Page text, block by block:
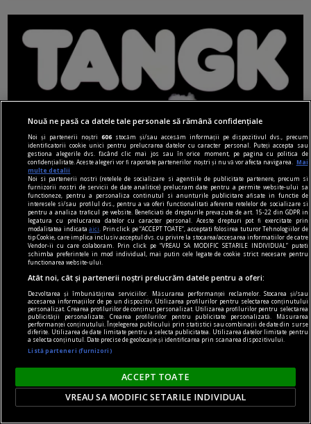
audio și n-am cuvinte
Tobe + chitare = love
Nu știi neapărat ce vrea să fie acest prolog, dar
exact fiindcă e un prolog mergi mai departe
Paul BREAZU
Nouă ne pasă ca datele tale personale să rămână confidențiale
Noi și partenerii noștri606 stocăm și/sau accesăm informații pe dispozitivul dvs., precum
identificatorii cookie unici pentru prelucrarea datelor cu caracter personal. Puteți accepta sau
gestiona alegerile dvs. făcând clic mai jos sau în orice moment, pe pagina cu politica de
confidențialitate. Aceste alegeri vor fi raportate partenerilor noștri și nu vă vor afecta navigarea.
Mai
multe detalii
Noi si partenerii nostri (retelele de socializare si agentiile de publicitate partenere, precum si
furnizorii nostri de servicii de date analitice) prelucram date pentru a permite website-ului sa
functioneze, pentru a personaliza continutul si anunturile publicitare afisate in functie de
interesele si/sau profilul dvs., pentru a va oferi functionalitati aferente retelelor de socializare si
pentru a analiza traficul pe website. Beneficiati de drepturile prevazute de art. 15-22 din GDPR in
legatura cu prelucrarea datelor cu caracter personal. Aceste drepturi pot fi exercitate prin
modalitatea indicataaici
. Prin click pe “ACCEPT TOATE”, acceptati folosirea tuturor Tehnologiilor de
tip Cookie, care implica inclusiv acceptul dvs. cu privire la stocarea/accesarea informatiilor de catre
Vendor-ii cu care colaboram. Prin click pe “VREAU SA MODIFIC SETARILE INDIVIDUAL” puteti
schimba preferintele in mod individual, mai putin cele legate de cookie strict necesare pentru
functionarea website-ului.
Atât noi, cât și partenerii noștri prelucrăm datele pentru a oferi:
Dezvoltarea și îmbunătățirea serviciilor. Măsurarea performanței reclamelor. Stocarea și/sau
accesarea informațiilor de pe un dispozitiv. Utilizarea profilurilor pentru selectarea conținutului
personalizat. Crearea profilurilor de conținut personalizat. Utilizarea profilurilor pentru selectarea
publicității personalizate. Crearea profilurilor pentru publicitate personalizată. Măsurarea
performanței conținutului. Înțelegerea publicului prin statistici sau combinații de date din surse
diferite. Utilizarea de date limitate pentru a selecta publicitatea. Utilizarea datelor limitate pentru
a selecta conținutul. Date precise de geolocație și identificarea prin scanarea dispozitivului.
Listă parteneri (furnizori)
ACCEPT TOATE
VREAU SA MODIFIC SETARILE INDIVIDUAL